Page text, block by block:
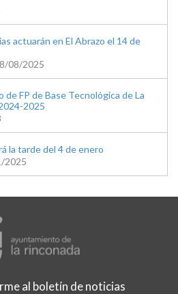
actuarán en El Abrazo el 14 de
08/2025
FP de Base Tecnológica de La
2025
la tarde del 4 de enero
2025
al boletín de noticias